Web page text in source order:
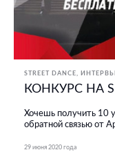
STREET DANCE
КОНКУРС НА
Хочешь получить 10
обратной связью от
29 июня 2020 года